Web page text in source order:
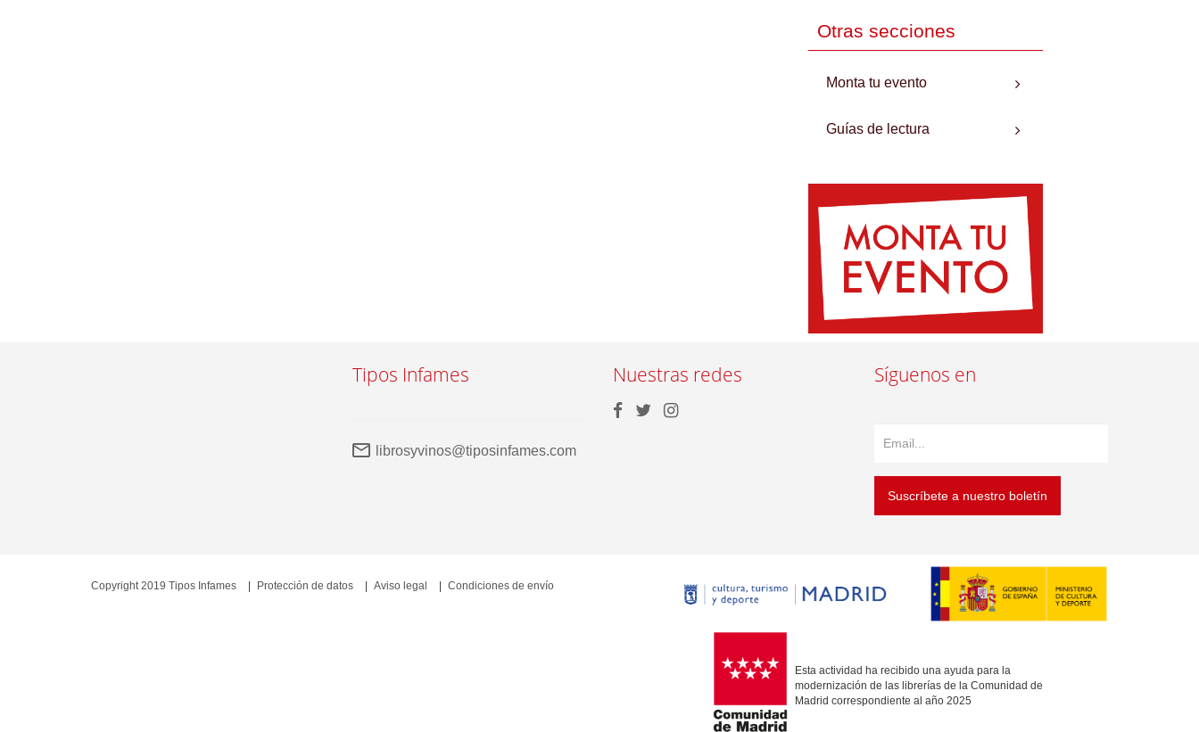
Otras secciones
Monta tu evento
Guías de lectura
Tipos Infames
librosyvinos@tiposinfames.com
Nuestras redes Síguenos en
Suscríbete a nuestro boletín
Esta actividad ha recibido una ayuda para la
modernización de las librerías de la Comunidad de
Madrid correspondiente al año 2025
Copyright 2019 Tipos Infames Protección de datos Aviso legal Condiciones de envío